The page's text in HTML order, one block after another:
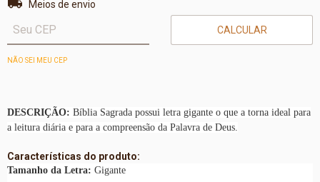
Meios de envio
CALCULAR
NÃO SEI MEU CEP
DESCRIÇÃO: Bíblia Sagrada possui letra gigante o que a torna ideal para
a leitura diária e para a compreensão da Palavra de Deus.
Características do produto:
Tamanho da Letra: Gigante